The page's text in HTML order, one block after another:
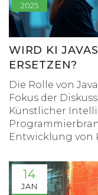
über eine
sich für die
gerade dabei
könnte PHP die
2025
WIRD KI
ERSETZEN?
Die Rolle von
Fokus der
Künstlicher
Entwicklung von
Fähigkeiten
Artikel
die Arbeit von
14
JAN